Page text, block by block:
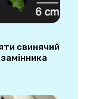
свинячий